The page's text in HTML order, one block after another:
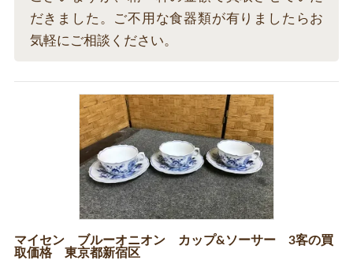
だきました。ご不用な食器類が有りましたらお
気軽にご相談ください。
マイセン ブルーオニオン カップ&ソーサー 3客の買
取価格 東京都新宿区